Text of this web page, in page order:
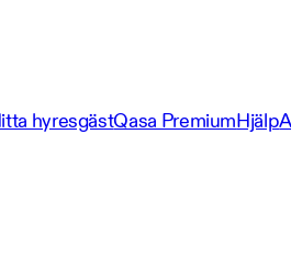
hyresgästQasa PremiumHjälp